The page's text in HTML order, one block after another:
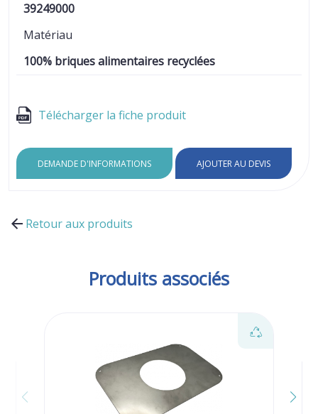
39249000
Matériau
100% briques alimentaires recyclées
Télécharger la fiche produit
DEMANDE D'INFORMATIONS AJOUTER AU DEVIS
Retour aux produits
Produits associés